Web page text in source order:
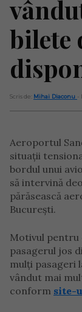
bilete
Scris de: Mihai Diaconu -
Aeroportul
situații
bordul unui
să intervină
părăsească
București.
Motivul pentru
pasagerul jos
mulți pasageri
vândut mai
conform site-